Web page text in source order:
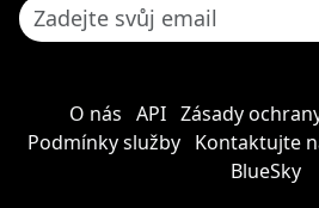
O nás API Zásady
Podmínky služby
Kontaktujte
BlueSky